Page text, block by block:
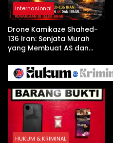
Internasional
Drone Kamikaze Shahed-
136 Iran: Senjata Murah
yang Membuat AS dan
Arab
HUKUM & KRIMINAL